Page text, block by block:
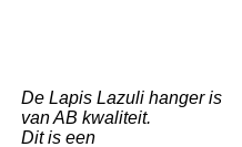
De Lapis Lazuli hanger is
van AB kwaliteit.
Dit is een